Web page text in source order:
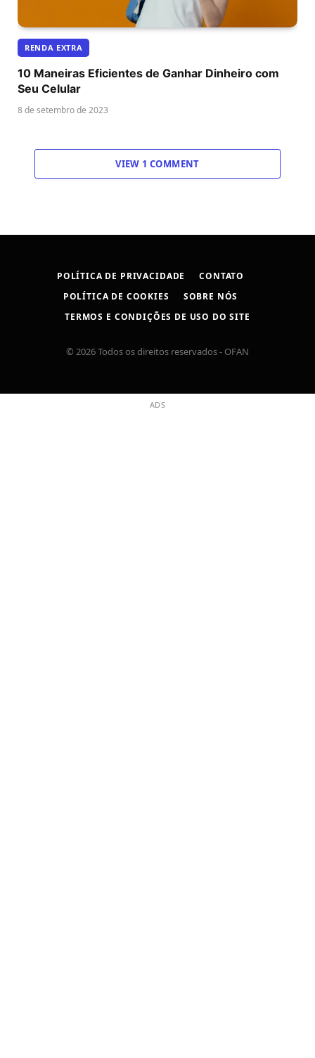
RENDA EXTRA
10 Maneiras Eficientes de Ganhar Dinheiro com
Seu Celular
8 de setembro de 2023
VIEW 1 COMMENT
POLÍTICA DE PRIVACIDADE
CONTATO
POLÍTICA DE COOKIES
SOBRE NÓS
TERMOS E CONDIÇÕES DE USO DO SITE
© 2026 Todos os direitos reservados - OFAN
ADS